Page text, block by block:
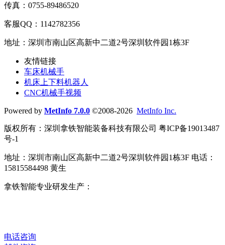
传真：0755-89486520
客服QQ：1142782356
地址：深圳市南山区高新中二道2号深圳软件园1栋3F
友情链接
车床机械手
机床上下料机器人
CNC机械手视频
Powered by MetInfo 7.0.0 ©2008-2026 MetInfo Inc.
版权所有：深圳拿铁智能装备科技有限公司 粤ICP备19013487
号-1
地址：深圳市南山区高新中二道2号深圳软件园1栋3F 电话：
15815584498 黄生
拿铁智能专业研发生产：
电话咨询